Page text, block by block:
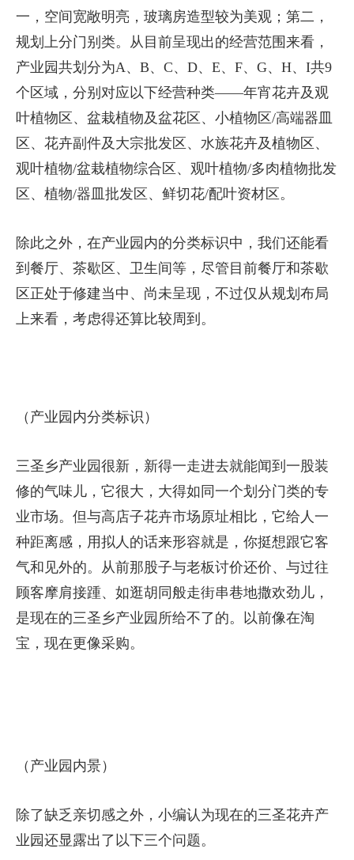
一，空间宽敞明亮，玻璃房造型较为美观；第二，
规划上分门别类。从目前呈现出的经营范围来看，
产业园共划分为A、B、C、D、E、F、G、H、I共9
个区域，分别对应以下经营种类——年宵花卉及观
叶植物区、盆栽植物及盆花区、小植物区/高端器皿
区、花卉副件及大宗批发区、水族花卉及植物区、
观叶植物/盆栽植物综合区、观叶植物/多肉植物批发
区、植物/器皿批发区、鲜切花/配叶资材区。
除此之外，在产业园内的分类标识中，我们还能看
到餐厅、茶歇区、卫生间等，尽管目前餐厅和茶歇
区正处于修建当中、尚未呈现，不过仅从规划布局
上来看，考虑得还算比较周到。
（产业园内分类标识）
三圣乡产业园很新，新得一走进去就能闻到一股装
修的气味儿，它很大，大得如同一个划分门类的专
业市场。但与高店子花卉市场原址相比，它给人一
种距离感，用拟人的话来形容就是，你挺想跟它客
气和见外的。从前那股子与老板讨价还价、与过往
顾客摩肩接踵、如逛胡同般走街串巷地撒欢劲儿，
是现在的三圣乡产业园所给不了的。以前像在淘
宝，现在更像采购。
（产业园内景）
除了缺乏亲切感之外，小编认为现在的三圣花卉产
业园还显露出了以下三个问题。